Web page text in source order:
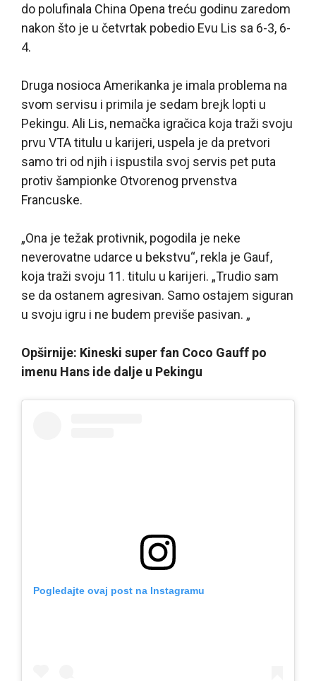
do polufinala China Opena treću godinu zaredom
nakon što je u četvrtak pobedio Evu Lis sa 6-3, 6-
4.
Druga nosioca Amerikanka je imala problema na
svom servisu i primila je sedam brejk lopti u
Pekingu. Ali Lis, nemačka igračica koja traži svoju
prvu VTA titulu u karijeri, uspela je da pretvori
samo tri od njih i ispustila svoj servis pet puta
protiv šampionke Otvorenog prvenstva
Francuske.
„Ona je težak protivnik, pogodila je neke
neverovatne udarce u bekstvu“, rekla je Gauf,
koja traži svoju 11. titulu u karijeri. „Trudio sam
se da ostanem agresivan. Samo ostajem siguran
u svoju igru i ne budem previše pasivan. „
Opširnije: Kineski super fan Coco Gauff po
imenu Hans ide dalje u Pekingu
Pogledajte ovaj post na Instagramu